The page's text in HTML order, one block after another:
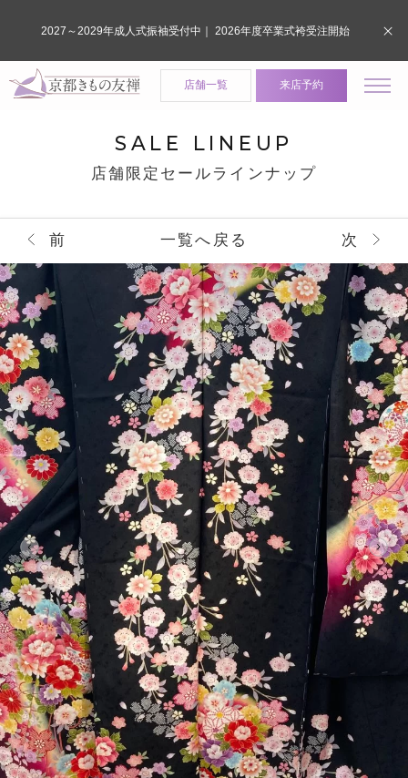
店舗一覧 来店予約
SALE LINEUP
店舗限定セールラインナップ
前 一覧へ戻る 次
2027～2029年成人式振袖受付中｜ 2026年度卒業式袴受注開始